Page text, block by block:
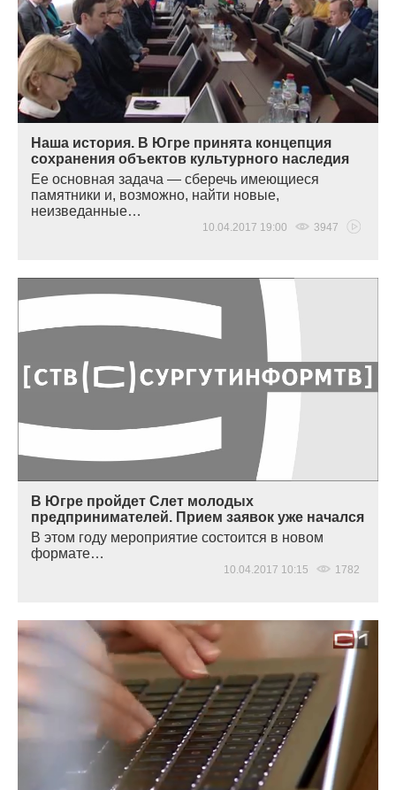
Наша история. В Югре принята концепция
сохранения объектов культурного наследия
Ее основная задача — сберечь имеющиеся
памятники и, возможно, найти новые,
неизведанные…
10.04.2017 19:00 3947
В Югре пройдет Слет молодых
предпринимателей. Прием заявок уже начался
В этом году мероприятие состоится в новом
формате…
10.04.2017 10:15 1782